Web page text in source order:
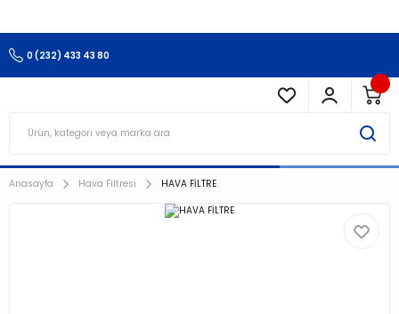
0 (232) 433 43 80
Anasayfa Hava Filtresi HAVA FİLTRE